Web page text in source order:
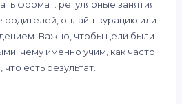
формат: регулярные занятия
онлайн-курацию или
Важно, чтобы цели были
чему именно учим, как часто
есть результат.